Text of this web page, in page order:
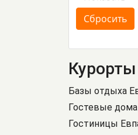
Базы отдыха
Гостевые
Гостиницы